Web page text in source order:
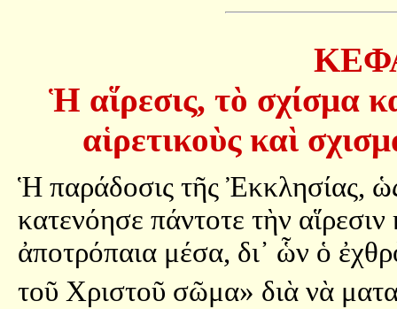
Ἡ αἵρεσις, τὸ σχίσμα
αἱρετικοὺς καὶ
Ἡ παράδοσις τῆς Ἐκκλησίας,
κατενόησε πάντοτε τὴν
ἀποτρόπαια μέσα, δι᾿ ὧν ὁ
τοῦ Χριστοῦ σῶμα» διὰ νὰ